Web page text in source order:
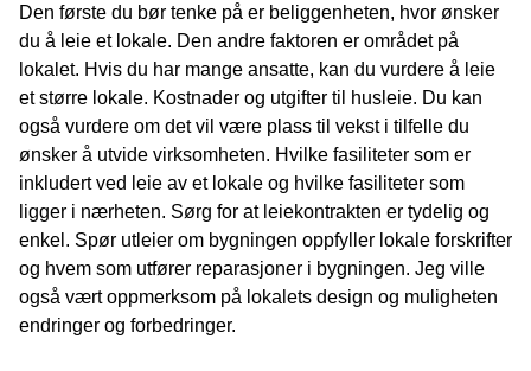
Den første du bør tenke på er beliggenheten, hvor ønsker
du å leie et lokale. Den andre faktoren er området på
lokalet. Hvis du har mange ansatte, kan du vurdere å leie
et større lokale. Kostnader og utgifter til husleie. Du kan
også vurdere om det vil være plass til vekst i tilfelle du
ønsker å utvide virksomheten. Hvilke fasiliteter som er
inkludert ved leie av et lokale og hvilke fasiliteter som
ligger i nærheten. Sørg for at leiekontrakten er tydelig og
enkel. Spør utleier om bygningen oppfyller lokale forskrifter
og hvem som utfører reparasjoner i bygningen. Jeg ville
også vært oppmerksom på lokalets design og muligheten
endringer og forbedringer.